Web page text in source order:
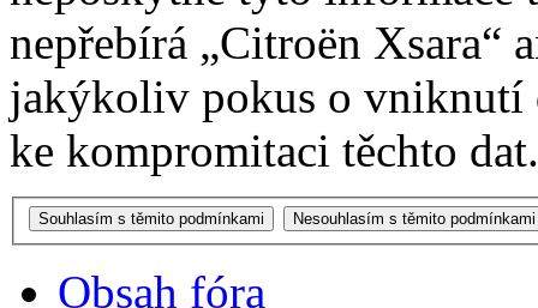
nepřebírá „Citroën Xsara“
jakýkoliv pokus o vniknutí
ke kompromitaci těchto dat.
Obsah fóra